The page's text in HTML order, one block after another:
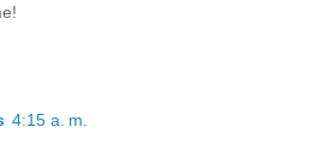
4:15 a. m.